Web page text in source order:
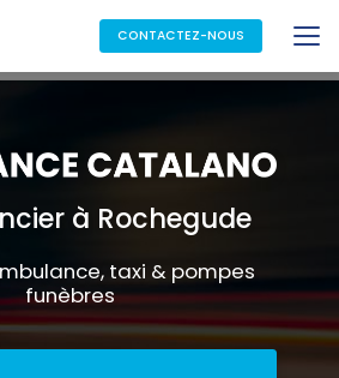
CONTACTEZ-NOUS
à Rochegude
taxi & pompes
funèbres